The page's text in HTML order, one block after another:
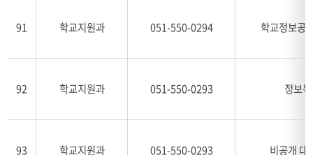
91 학교지원과 051-550-0294 학교정보공
92 학교지원과 051-550-0293 정보
93 학교지원과 051-550-0293 비공개 대